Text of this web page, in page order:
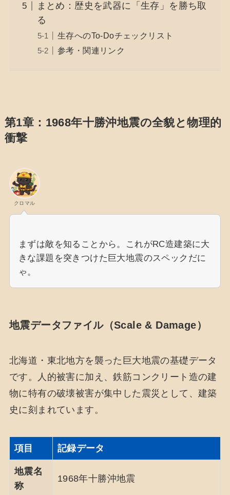
まとめ：歴史を武器に「生存」を勝ち取
る
生存へのTo-Doチェックリスト
参考・関連リンク
第1章：1968年十勝沖地震の全貌と物理的
衝撃
クロマル
まずは敵を知ることから。これがRC造建築に大
きな課題を突きつけた巨大地震のスペックだに
ゃ。
地震データファイル（Scale & Damage）
北海道・東北地方を襲った巨大地震の基礎データ
です。人的被害に加え、鉄筋コンクリート造の建
物に特有の破壊被害が集中した震災として、建築
史に刻まれています。
項目 記録データ
地震名
称
1968年十勝沖地震